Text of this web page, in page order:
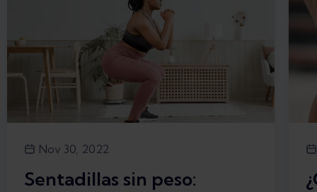
Nov 30, 2022
Sentadillas sin peso: